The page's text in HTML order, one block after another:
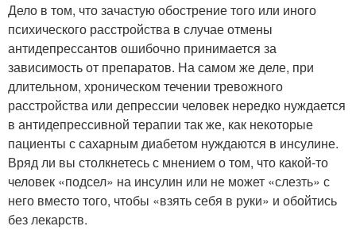
Дело в том, что зачастую обострение того или иного
психического расстройства в случае отмены
антидепрессантов ошибочно принимается за
зависимость от препаратов. На самом же деле, при
длительном, хроническом течении тревожного
расстройства или депрессии человек нередко нуждается
в антидепрессивной терапии так же, как некоторые
пациенты с сахарным диабетом нуждаются в инсулине.
Вряд ли вы столкнетесь с мнением о том, что какой-то
человек «подсел» на инсулин или не может «слезть» с
него вместо того, чтобы «взять себя в руки» и обойтись
без лекарств.